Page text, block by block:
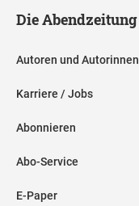
Die Abendzeitung
Autoren und Autorinnen
Karriere / Jobs
Abonnieren
Abo-Service
E-Paper